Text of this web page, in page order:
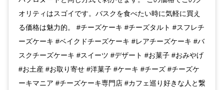
オリティはスゴイです。バスクを食べたい時に気軽に買え
る価格は魅力的。 #チーズケーキ #チーズタルト #スフレチ
ーズケーキ #ベイクドチーズケーキ #レアチーズケーキ #バ
スクチーズケーキ #スイーツ #デザート #お菓子 #おみやげ
#お土産 #お取り寄せ #洋菓子 #ケーキ #チーズ #チーズケ
ーキマニア #チーズケーキ専門店 #カフェ巡り好きな人と繋